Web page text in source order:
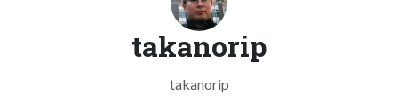
takanorip
takanorip